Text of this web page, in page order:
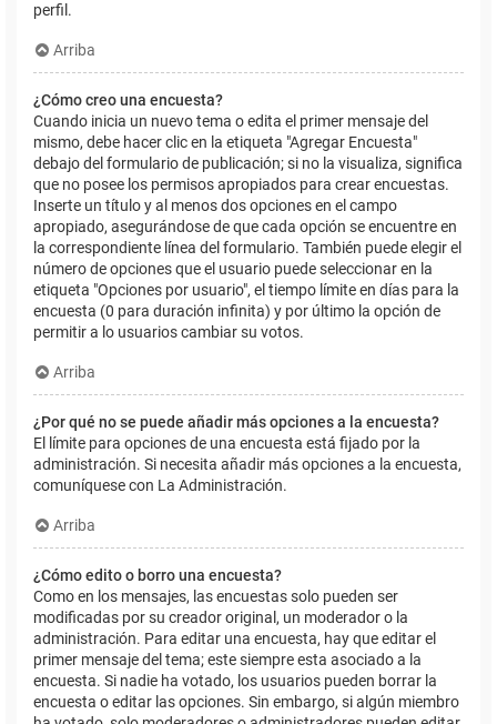
perfil.
Arriba
¿Cómo creo una encuesta?
Cuando inicia un nuevo tema o edita el primer mensaje del
mismo, debe hacer clic en la etiqueta "Agregar Encuesta"
debajo del formulario de publicación; si no la visualiza, significa
que no posee los permisos apropiados para crear encuestas.
Inserte un título y al menos dos opciones en el campo
apropiado, asegurándose de que cada opción se encuentre en
la correspondiente línea del formulario. También puede elegir el
número de opciones que el usuario puede seleccionar en la
etiqueta "Opciones por usuario", el tiempo límite en días para la
encuesta (0 para duración infinita) y por último la opción de
permitir a lo usuarios cambiar su votos.
Arriba
¿Por qué no se puede añadir más opciones a la encuesta?
El límite para opciones de una encuesta está fijado por la
administración. Si necesita añadir más opciones a la encuesta,
comuníquese con La Administración.
Arriba
¿Cómo edito o borro una encuesta?
Como en los mensajes, las encuestas solo pueden ser
modificadas por su creador original, un moderador o la
administración. Para editar una encuesta, hay que editar el
primer mensaje del tema; este siempre esta asociado a la
encuesta. Si nadie ha votado, los usuarios pueden borrar la
encuesta o editar las opciones. Sin embargo, si algún miembro